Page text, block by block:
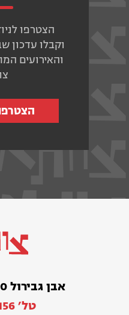
הצטרפו
וקבלו עדכון
והאירועים
אבן גבירול 30, תל אביב יפו
טל׳ 03-6950156